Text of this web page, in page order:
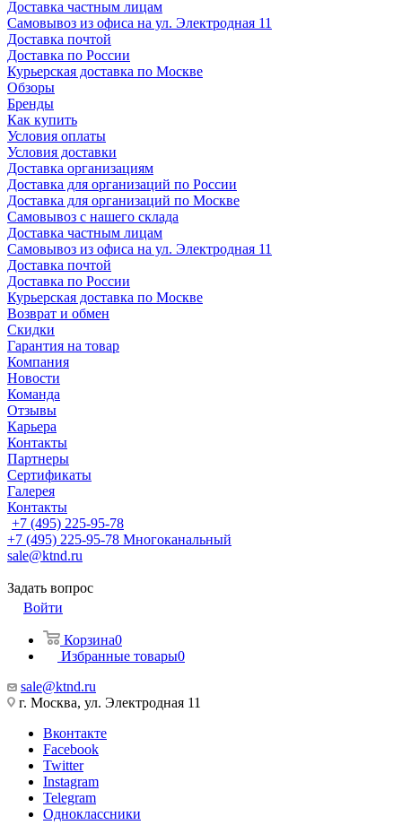
Доставка частным лицам
Самовывоз из офиса на ул. Электродная 11
Доставка почтой
Доставка по России
Курьерская доставка по Москве
Обзоры
Бренды
Как купить
Условия оплаты
Условия доставки
Доставка организациям
Доставка для организаций по России
Доставка для организаций по Москве
Самовывоз с нашего склада
Доставка частным лицам
Самовывоз из офиса на ул. Электродная 11
Доставка почтой
Доставка по России
Курьерская доставка по Москве
Возврат и обмен
Скидки
Гарантия на товар
Компания
Новости
Команда
Отзывы
Карьера
Контакты
Партнеры
Сертификаты
Галерея
Контакты
+7 (495) 225-95-78
+7 (495) 225-95-78 Многоканальный
sale@ktnd.ru
Задать вопрос
Войти
Корзина0
Избранные товары0
sale@ktnd.ru
г. Москва, ул. Электродная 11
Вконтакте
Facebook
Twitter
Instagram
Telegram
Одноклассники